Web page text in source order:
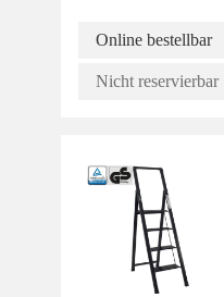
Online bestellbar
Nicht reservierbar